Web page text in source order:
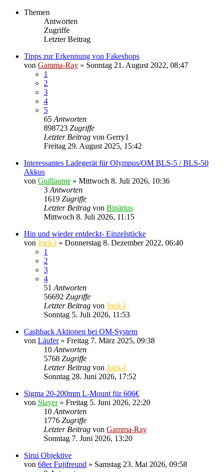
Themen
Antworten
Zugriffe
Letzter Beitrag
Tipps zur Erkennung von Fakeshops
von Gamma-Ray » Sonntag 21. August 2022, 08:47
1
2
3
4
5
65 Antworten
898723 Zugriffe
Letzter Beitrag von Gerry1
Freitag 29. August 2025, 15:42
Interessantes Ladegerät für Olympus/OM BLS-5 / BLS-50
Akkus
von Guillaume » Mittwoch 8. Juli 2026, 10:36
3 Antworten
1619 Zugriffe
Letzter Beitrag von Binärius
Mittwoch 8. Juli 2026, 11:15
Hin und wieder entdeckt- Einzelstücke
von Jock-l » Donnerstag 8. Dezember 2022, 06:40
1
2
3
4
51 Antworten
56692 Zugriffe
Letzter Beitrag von Jock-l
Sonntag 5. Juli 2026, 11:53
Cashback Aktionen bei OM-System
von Läufer» Freitag 7. März 2025, 09:38
10 Antworten
5768 Zugriffe
Letzter Beitrag von Jock-l
Sonntag 28. Juni 2026, 17:52
Sigma 20-200mm L-Mount für 606€
von Slayer» Freitag 5. Juni 2026, 22:20
10 Antworten
1776 Zugriffe
Letzter Beitrag von Gamma-Ray
Sonntag 7. Juni 2026, 13:20
Sirui Objektive
von 68er Fujifreund » Samstag 23. Mai 2026, 09:58